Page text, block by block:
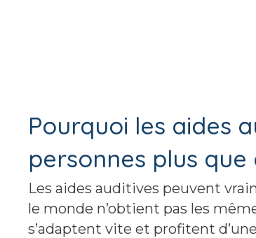
Pourquoi les aides
personnes plus que
Les aides auditives peuvent
le monde n’obtient pas les
s’adaptent vite et profitent